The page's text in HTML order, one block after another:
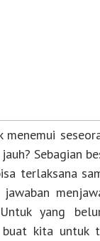
Sebagian
terlaksana
yang
buat kita untuk